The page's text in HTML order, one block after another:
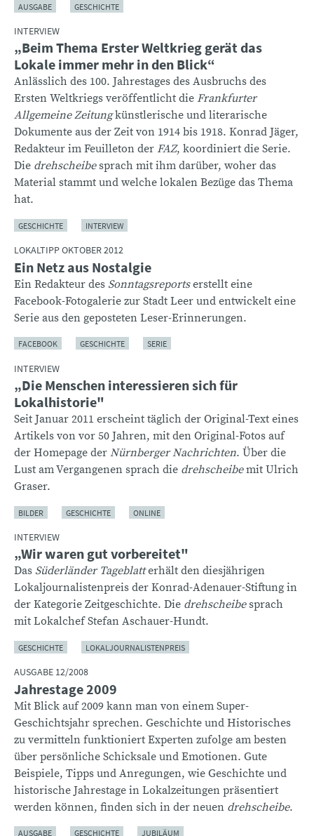
AUSGABE GESCHICHTE
INTERVIEW
„Beim Thema Erster Weltkrieg gerät das
Lokale immer mehr in den Blick“
Anlässlich des 100. Jahrestages des Ausbruchs des
Ersten Weltkriegs veröffentlicht die Frankfurter
Allgemeine Zeitungkünstlerische und literarische
Dokumente aus der Zeit von 1914 bis 1918. Konrad Jäger,
Redakteur im Feuilleton der FAZ, koordiniert die Serie.
Die drehscheibesprach mit ihm darüber, woher das
Material stammt und welche lokalen Bezüge das Thema
hat.
GESCHICHTE INTERVIEW
LOKALTIPP OKTOBER 2012
Ein Netz aus Nostalgie
Ein Redakteur des Sonntagsreportserstellt eine
Facebook-Fotogalerie zur Stadt Leer und entwickelt eine
Serie aus den geposteten Leser-Erinnerungen.
FACEBOOK GESCHICHTE SERIE
INTERVIEW
„Die Menschen interessieren sich für
Lokalhistorie"
Seit Januar 2011 erscheint täglich der Original-Text eines
Artikels von vor 50 Jahren, mit den Original-Fotos auf
der Homepage der Nürnberger Nachrichten. Über die
Lust am Vergangenen sprach die drehscheibemit Ulrich
Graser.
BILDER GESCHICHTE ONLINE
INTERVIEW
„Wir waren gut vorbereitet"
Das Süderländer Tageblatterhält den diesjährigen
Lokaljournalistenpreis der Konrad-Adenauer-Stiftung in
der Kategorie Zeitgeschichte. Die drehscheibesprach
mit Lokalchef Stefan Aschauer-Hundt.
GESCHICHTE LOKALJOURNALISTENPREIS
AUSGABE 12/2008
Jahrestage 2009
Mit Blick auf 2009 kann man von einem Super-
Geschichtsjahr sprechen. Geschichte und Historisches
zu vermitteln funktioniert Experten zufolge am besten
über persönliche Schicksale und Emotionen. Gute
Beispiele, Tipps und Anregungen, wie Geschichte und
historische Jahrestage in Lokalzeitungen präsentiert
werden können, finden sich in der neuen drehscheibe.
AUSGABE GESCHICHTE JUBILÄUM